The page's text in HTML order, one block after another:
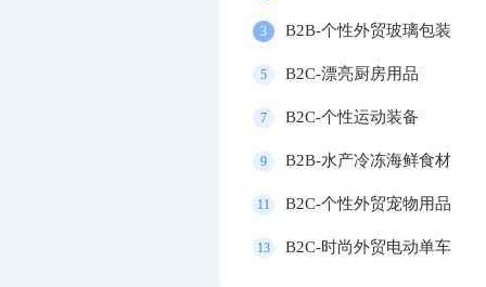
3 B2B-个性外贸玻璃包装
5 B2C-漂亮厨房用品
7 B2C-个性运动装备
9 B2B-水产冷冻海鲜食材
11 B2C-个性外贸宠物用品
13 B2C-时尚外贸电动单车